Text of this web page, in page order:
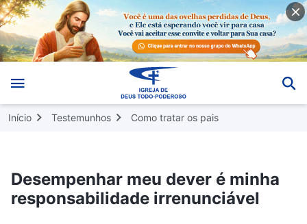
Início Testemunhos Como tratar os pais
Desempenhar meu dever é minha
responsabilidade irrenunciável